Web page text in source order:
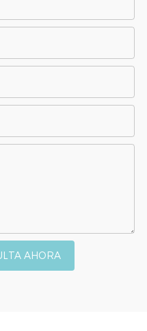
AHORA